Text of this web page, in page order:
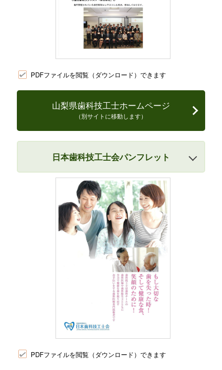
PDFファイルを閲覧（ダウンロード）できます
山梨県歯科技工士ホームページ
（別サイトに移動します）
日本歯科技工士会パンフレット
PDFファイルを閲覧（ダウンロード）できます